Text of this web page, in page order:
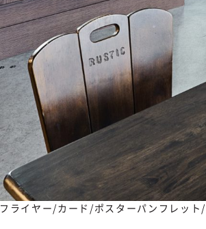
フライヤー/カード/ポスター パンフレッ